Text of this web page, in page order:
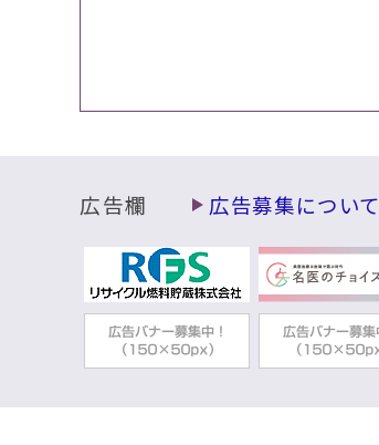
広告欄 広告募集について